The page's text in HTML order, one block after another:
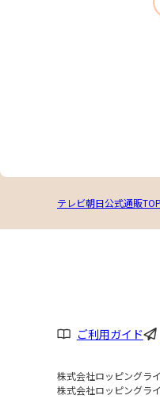
テレビ朝日公式通販TOP
ご利用ガイド
株式会社ロッピングラ
株式会社ロッピングラ